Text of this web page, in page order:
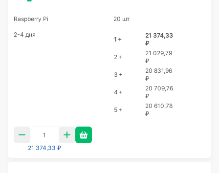
Raspberry Pi 20 шт
2-4 дня
1 +
21 374,33
₽
2 +
21 029,79
₽
3 +
20 831,96
₽
4 +
20 709,76
₽
5 +
20 610,78
₽
21 374,33 ₽